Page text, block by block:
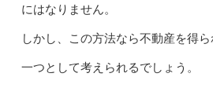
にはなりません。
しかし、この方法なら不動産を得
一つとして考えられるでしょう。